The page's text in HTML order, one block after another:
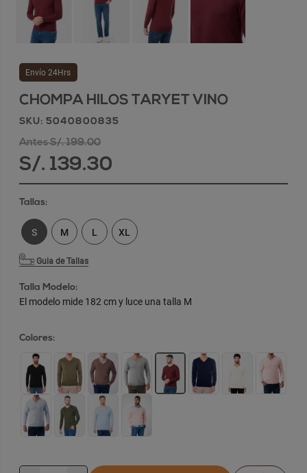
Envío 24Hrs
CHOMPA HILOS TARYET VINO
SKU: 5040800835
Antes S/. 199.00
S/. 139.30
Tallas:
S M L XL
Guia de Tallas
Talla Modelo:
El modelo mide 182 cm y luce una talla M
Colores: